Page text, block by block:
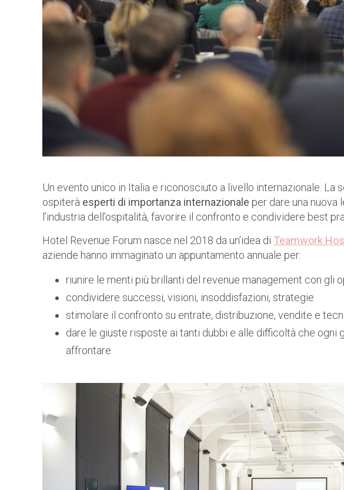
Un evento unico in Italia e riconosciuto a livello internazionale. La
ospiterà esperti di importanza internazionale per dare una nuova
l’industria dell’ospitalità, favorire il confronto e condividere best
Hotel Revenue Forum nasce nel 2018 da un’idea di Teamwork
aziende hanno immaginato un appuntamento annuale per:
riunire le menti più brillanti del revenue management con gli
condividere successi, visioni, insoddisfazioni, strategie
stimolare il confronto su entrate, distribuzione, vendite e
dare le giuste risposte ai tanti dubbi e alle difficoltà che ogni
affrontare.